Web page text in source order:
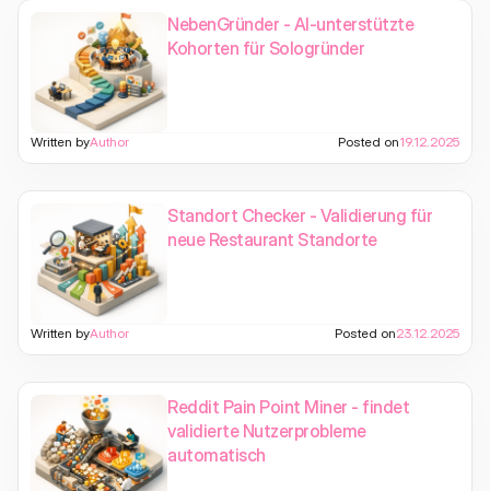
NebenGründer - AI-unterstützte
Kohorten für Sologründer
Written byAuthor Posted on19.12.2025
Standort Checker - Validierung für
neue Restaurant Standorte
Written byAuthor Posted on23.12.2025
Reddit Pain Point Miner - findet
validierte Nutzerprobleme
automatisch